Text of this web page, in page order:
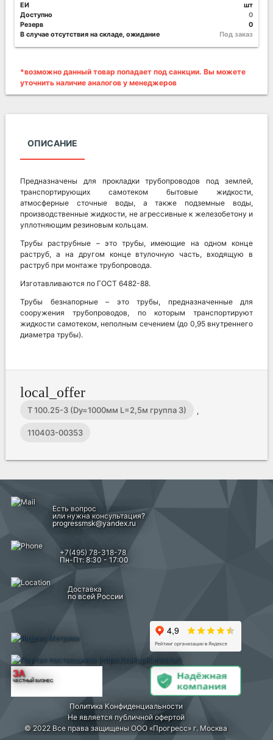
ЕИ
шт
Доступно
0
Резерв
0
В случае отсутствия на складе, ожидание
Под заказ
*возможно данный товар попадает под санкции. Вы можете
уточнить наличие аналогов у менеджеров
ОПИСАНИЕ
Предназначены для прокладки трубопроводов под землей,
транспортирующих самотеком бытовые жидкости,
атмосферные сточные воды, а также подземные воды,
производственные жидкости, не агрессивные к железобетону и
уплотняющим резиновым кольцам.
Трубы раструбные – это трубы, имеющие на одном конце
раструб, а на другом конце втулочную часть, входящую в
раструб при монтаже трубопровода.
Изготавливаются по ГОСТ 6482-88.
Трубы безнапорные – это трубы, предназначенные для
сооружения трубопроводов, по которым транспортируют
жидкости самотеком, неполным сечением (до 0,95 внутреннего
диаметра трубы).
local_offer
Т 100.25-3 (Dy=1000мм L=2,5м группа 3) ,
110403-00353
Есть вопрос
или нужна консультация?
progressmsk@yandex.ru
+7(495) 78-318-78
Пн-Пт: 8:30 - 17:00
Доставка
по всей России
ЗА
ЧЕСТНЫЙ БИЗНЕС
Политика Конфиденциальности
Не является публичной офертой
© 2022 Все права защищены ООО «Прогресс» г. Москва